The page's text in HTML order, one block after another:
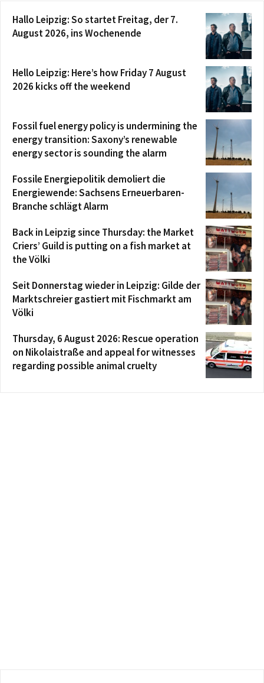
Hallo Leipzig: So startet Freitag, der 7.
August 2026, ins Wochenende
Hello Leipzig: Here’s how Friday 7 August
2026 kicks off the weekend
Fossil fuel energy policy is undermining the
energy transition: Saxony’s renewable
energy sector is sounding the alarm
Fossile Energiepolitik demoliert die
Energiewende: Sachsens Erneuerbaren-
Branche schlägt Alarm
Back in Leipzig since Thursday: the Market
Criers’ Guild is putting on a fish market at
the Völki
Seit Donnerstag wieder in Leipzig: Gilde der
Marktschreier gastiert mit Fischmarkt am
Völki
Thursday, 6 August 2026: Rescue operation
on Nikolaistraße and appeal for witnesses
regarding possible animal cruelty